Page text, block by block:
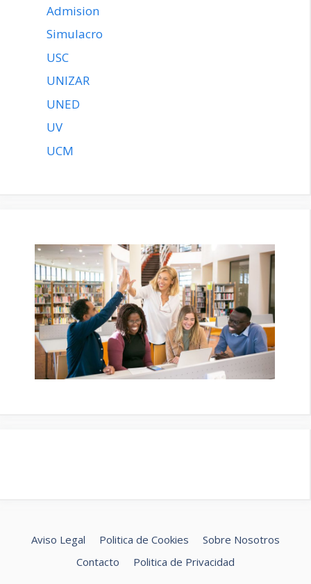
Admision
Simulacro
USC
UNIZAR
UNED
UV
UCM
Aviso Legal Politica de Cookies
Sobre Nosotros
Contacto
Politica de Privacidad